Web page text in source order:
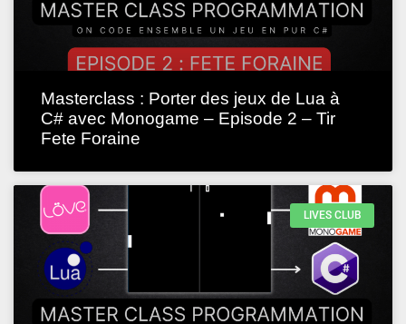
Masterclass : Porter des jeux de Lua à
C# avec Monogame – Episode 2 – Tir
Fete Foraine
LIVES CLUB